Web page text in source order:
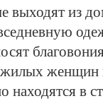
выходят из
в